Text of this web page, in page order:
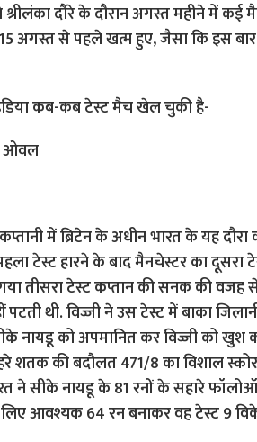
दौरे के दौरान अगस्त महीने में
अगस्त से पहले खत्म हुए, जैसा कि इस बार
कब-कब टेस्ट मैच खेल चुकी है-
ओवल
में ब्रिटेन के अधीन भारत के यह
टेस्ट हारने के बाद मैनचेस्टर का दूसरा
तीसरा टेस्ट कप्तान की सनक की वजह से
थी. विज्जी ने उस टेस्ट में बाका
नायडू को अपमानित कर विज्जी को खुश
शतक की बदौलत 471/8 का विशाल
ने सीके नायडू के 81 रनों के सहारे
आवश्यक 64 रन बनाकर वह टेस्ट 9